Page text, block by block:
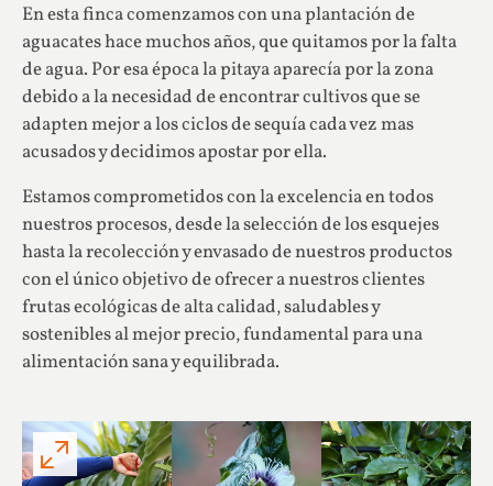
En esta finca comenzamos con una plantación de
aguacates hace muchos años, que quitamos por la falta
de agua. Por esa época la pitaya aparecía por la zona
debido a la necesidad de encontrar cultivos que se
adapten mejor a los ciclos de sequía cada vez mas
acusados y decidimos apostar por ella.
Estamos comprometidos con la excelencia en todos
nuestros procesos, desde la selección de los esquejes
hasta la recolección y envasado de nuestros productos
con el único objetivo de ofrecer a nuestros clientes
frutas ecológicas de alta calidad, saludables y
sostenibles al mejor precio, fundamental para una
alimentación sana y equilibrada.